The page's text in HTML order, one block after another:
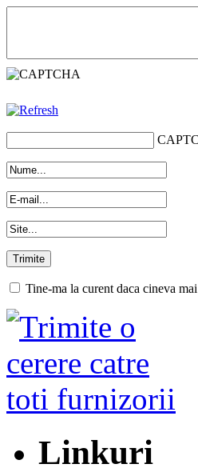
Tine-ma la curent daca cineva
Linkuri